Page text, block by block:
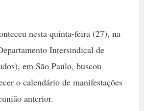
nesta quinta-feira (27), na
Intersindical de
em São Paulo, buscou
o calendário de manifestações
anterior.